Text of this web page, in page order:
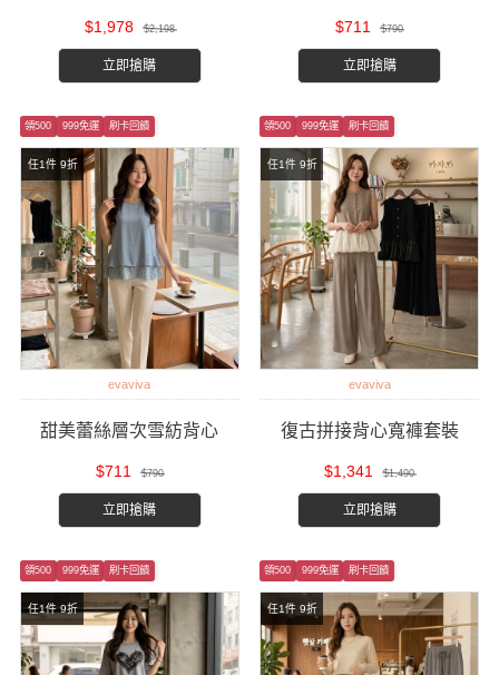
$1,978 $2,198
立即搶購
$711 $790
立即搶購
任1件 9折
領500 999免運 刷卡回饋
evaviva
甜美蕾絲層次雪紡背心
$711 $790
立即搶購
任1件 9折
領500 999免運 刷卡回饋
evaviva
復古拼接背心寬褲套裝
$1,341 $1,490
立即搶購
任1件 9折
領500 999免運 刷卡回饋
任1件 9折
領500 999免運 刷卡回饋